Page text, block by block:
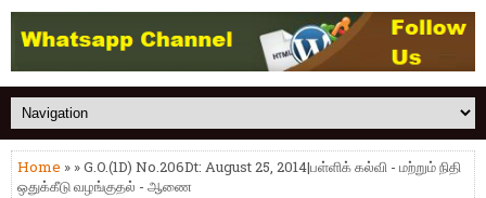
Home » » G.O.(1D) No.206Dt: August 25, 2014|பள்ளிக் கல்வி - மற்றும் நிதி
ஒதுக்கீடு வழங்குதல் - ஆணை